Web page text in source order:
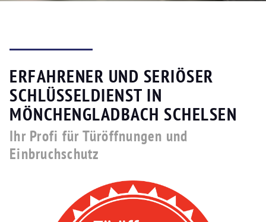
ERFAHRENER UND SERIÖSER
SCHLÜSSELDIENST IN
MÖNCHENGLADBACH SCHELSEN
Ihr Profi für Türöffnungen und
Einbruchschutz